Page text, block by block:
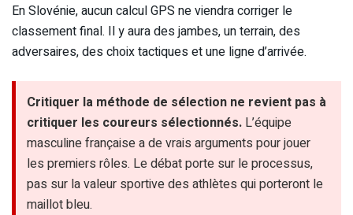
En Slovénie, aucun calcul GPS ne viendra corriger le
classement final. Il y aura des jambes, un terrain, des
adversaires, des choix tactiques et une ligne d’arrivée.
Critiquer la méthode de sélection ne revient pas à
critiquer les coureurs sélectionnés. L’équipe
masculine française a de vrais arguments pour jouer
les premiers rôles. Le débat porte sur le processus,
pas sur la valeur sportive des athlètes qui porteront le
maillot bleu.